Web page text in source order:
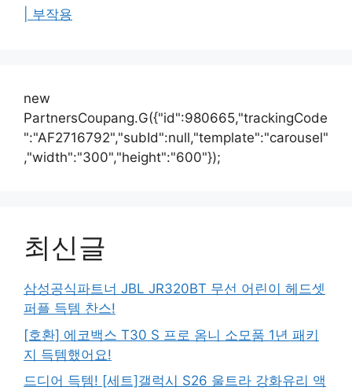
| 부작용
new
PartnersCoupang.G({"id":980665,"trackingCode
":"AF2716792","subId":null,"template":"carousel"
,"width":"300","height":"600"});
최신글
삼성공식파트너 JBL JR320BT 무선 어린이 헤드셋
퍼플 득템 찬스!
[호환] 에코백스 T30 S 프로 옴니 소모품 1년 패키
지 득템했어요!
드디어 득템! [세트]갤럭시 S26 울트라 강화유리 액